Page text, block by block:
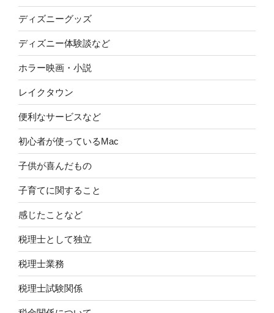
ディズニーグッズ
ディズニー体験談など
ホラー映画・小説
レイクタウン
便利なサービスなど
初心者が使っているMac
子供が喜んだもの
子育てに関すること
感じたことなど
税理士として独立
税理士業務
税理士試験関係